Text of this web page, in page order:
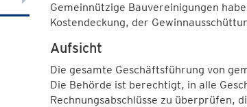
Gemeinnützige Bauvereinigungen
Kostendeckung, der
Aufsicht
Die gesamte Geschäftsführung von
Die Behörde ist berechtigt, in alle
Rechnungsabschlüsse zu überprüfen,